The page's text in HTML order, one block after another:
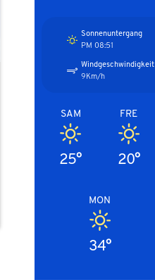
Sonnenuntergang
08:51 PM
Windgeschwindigkeit
9Km/h
FRE
20°
SAM
25°
MON
34°